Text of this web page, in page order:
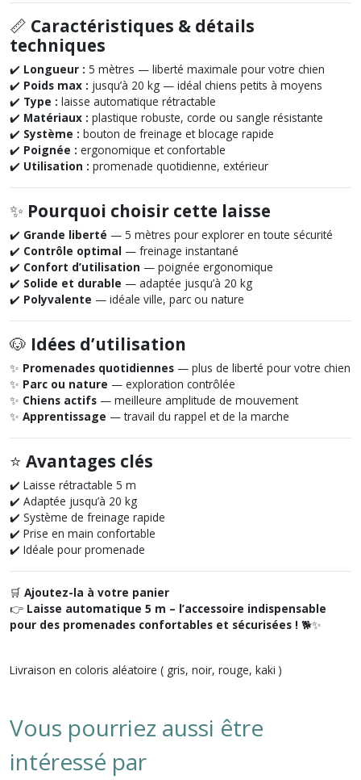
📏 Caractéristiques & détails
techniques
✔️ Longueur : 5 mètres — liberté maximale pour votre chien
✔️ Poids max : jusqu’à 20 kg — idéal chiens petits à moyens
✔️ Type : laisse automatique rétractable
✔️ Matériaux : plastique robuste, corde ou sangle résistante
✔️ Système : bouton de freinage et blocage rapide
✔️ Poignée : ergonomique et confortable
✔️ Utilisation : promenade quotidienne, extérieur
✨ Pourquoi choisir cette laisse
✔️ Grande liberté — 5 mètres pour explorer en toute sécurité
✔️ Contrôle optimal — freinage instantané
✔️ Confort d’utilisation — poignée ergonomique
✔️ Solide et durable — adaptée jusqu’à 20 kg
✔️ Polyvalente — idéale ville, parc ou nature
🐶 Idées d’utilisation
✨ Promenades quotidiennes — plus de liberté pour votre chien
✨ Parc ou nature — exploration contrôlée
✨ Chiens actifs — meilleure amplitude de mouvement
✨ Apprentissage — travail du rappel et de la marche
⭐ Avantages clés
✔️ Laisse rétractable 5 m
✔️ Adaptée jusqu’à 20 kg
✔️ Système de freinage rapide
✔️ Prise en main confortable
✔️ Idéale pour promenade
🛒 Ajoutez-la à votre panier
👉 Laisse automatique 5 m – l’accessoire indispensable
pour des promenades confortables et sécurisées ! 🐕✨
Livraison en coloris aléatoire ( gris, noir, rouge, kaki )
Vous pourriez aussi être
intéressé par